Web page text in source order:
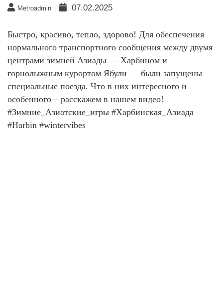
Metroadmin 07.02.2025
Быстро, красиво, тепло, здорово! Для обеспечения
нормального транспортного сообщения между двумя
центрами зимней Азиады — Харбином и
горнолыжным курортом Ябули — были запущены
специальные поезда. Что в них интересного и
особенного – расскажем в нашем видео!
#Зимние_Азиатские_игры #Харбинская_Азиада
#Harbin #wintervibes